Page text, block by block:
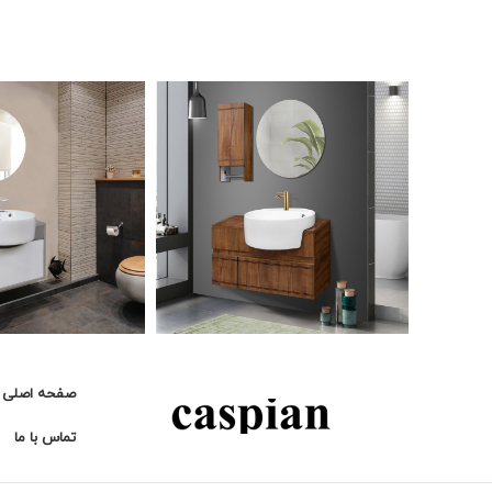
صفحه اصلی
تماس با ما